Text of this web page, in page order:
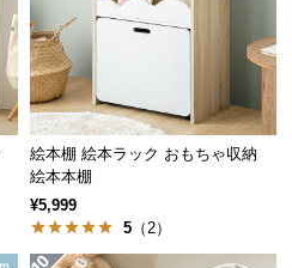
絵本棚 絵本ラック おもちゃ収納
絵本本棚
¥5,999
5 （2）